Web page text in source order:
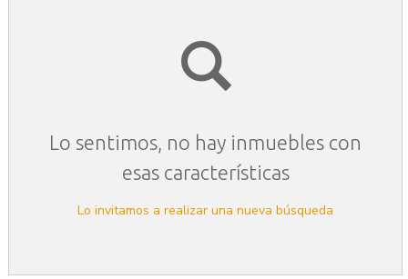
Lo sentimos, no hay inmuebles con
esas características
Lo invitamos a realizar una nueva búsqueda